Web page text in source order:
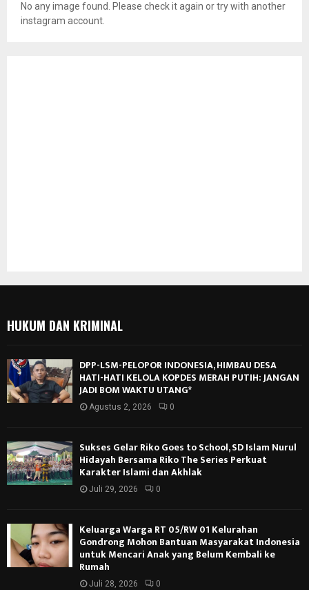
No any image found. Please check it again or try with another
instagram account.
HUKUM DAN KRIMINAL
DPP-LSM-PELOPOR INDONESIA, HIMBAU DESA
HATI-HATI KELOLA KOPDES MERAH PUTIH: JANGAN
JADI BOM WAKTU UTANG*
Agustus 2, 2026 0
Sukses Gelar Riko Goes to School, SD Islam Nurul
Hidayah Bersama Riko The Series Perkuat
Karakter Islami dan Akhlak
Juli 29, 2026 0
Keluarga Warga RT 05/RW 01 Kelurahan
Gondrong Mohon Bantuan Masyarakat Indonesia
untuk Mencari Anak yang Belum Kembali ke
Rumah
Juli 28, 2026 0